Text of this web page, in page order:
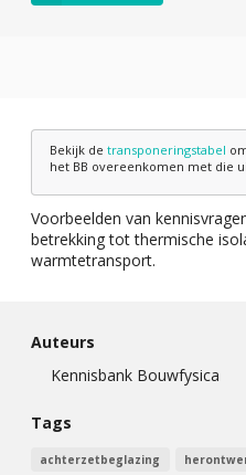
Bekijk de transponeringstabel
het BB overeenkomen met die
Voorbeelden van
betrekking tot thermische
warmtetransport.
Auteurs
Kennisbank Bouwfysica
Tags
achterzetbeglazing